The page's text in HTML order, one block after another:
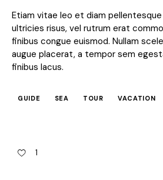
Etiam vitae leo et diam
ultricies risus, vel rutrum erat
finibus congue euismod. Nullam
augue placerat, a tempor sem
finibus lacus.
GUIDE SEA TOUR VACATION
1